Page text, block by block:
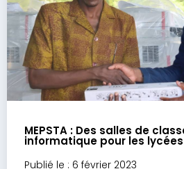
MEPSTA : Des salles de
informatique pour les lycées
Publié le : 6 février 2023